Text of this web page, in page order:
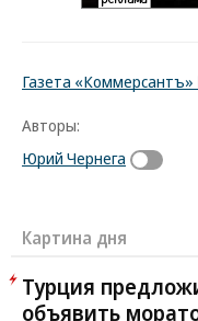
Газета
Авторы:
Юрий Чернега
Картина дня
Турция
объявить